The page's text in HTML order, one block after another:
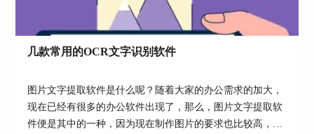
几款常用的OCR文字识别软件
图片文字提取软件是什么呢？随着大家的办公需求的加大，
现在已经有很多的办公软件出现了，那么，图片文字提取软
件便是其中的一种，因为现在制作图片的要求也比较高，所